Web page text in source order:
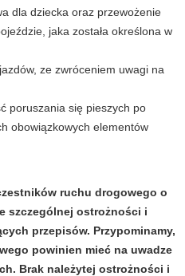
dla dziecka oraz przewożenie
jaka została określona w
ze zwróceniem uwagi na
poruszania się pieszych po
obowiązkowych elementów
ruchu drogowego o
szczególnej ostrożności i
przepisów. Przypominamy,
powinien mieć na uwadze
Brak należytej ostrożności i